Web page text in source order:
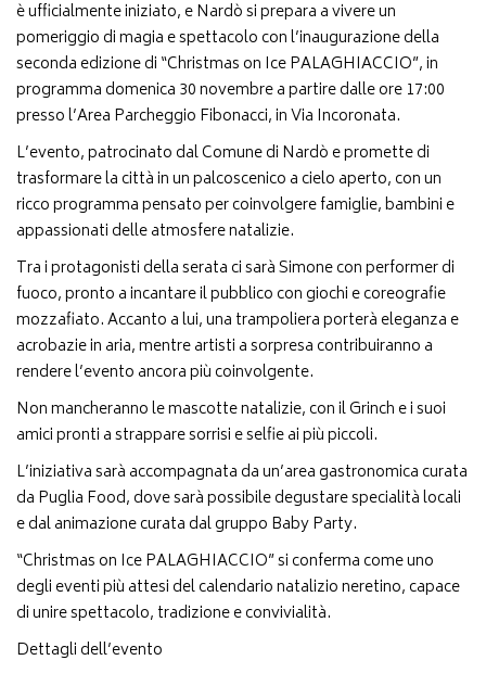
è ufficialmente iniziato, e Nardò si prepara a vivere un
pomeriggio di magia e spettacolo con l’inaugurazione della
seconda edizione di “Christmas on Ice PALAGHIACCIO”, in
programma domenica 30 novembre a partire dalle ore 17:00
presso l’Area Parcheggio Fibonacci, in Via Incoronata.
L’evento, patrocinato dal Comune di Nardò e promette di
trasformare la città in un palcoscenico a cielo aperto, con un
ricco programma pensato per coinvolgere famiglie, bambini e
appassionati delle atmosfere natalizie.
Tra i protagonisti della serata ci sarà Simone con performer di
fuoco, pronto a incantare il pubblico con giochi e coreografie
mozzafiato. Accanto a lui, una trampoliera porterà eleganza e
acrobazie in aria, mentre artisti a sorpresa contribuiranno a
rendere l’evento ancora più coinvolgente.
Non mancheranno le mascotte natalizie, con il Grinch e i suoi
amici pronti a strappare sorrisi e selfie ai più piccoli.
L’iniziativa sarà accompagnata da un’area gastronomica curata
da Puglia Food, dove sarà possibile degustare specialità locali
e dal animazione curata dal gruppo Baby Party.
“Christmas on Ice PALAGHIACCIO” si conferma come uno
degli eventi più attesi del calendario natalizio neretino, capace
di unire spettacolo, tradizione e convivialità.
Dettagli dell’evento